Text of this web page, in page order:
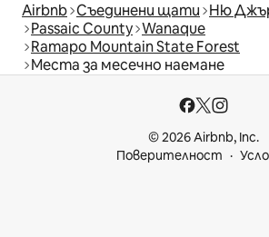
Airbnb Съединени щати Ню
Passaic County Wanaque
Ramapo Mountain State Forest
Места за месечно наемане
© 2026 Airbnb, Inc.
Поверителност